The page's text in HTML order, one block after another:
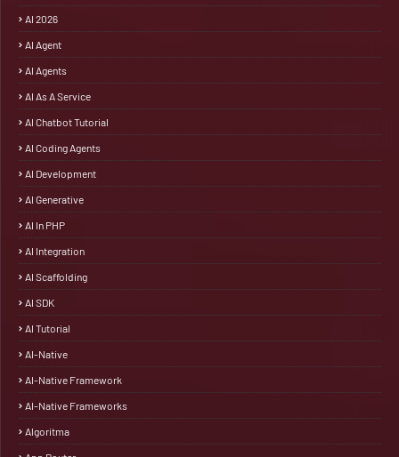
AI 2026
AI Agent
AI Agents
AI As A Service
AI Chatbot Tutorial
AI Coding Agents
AI Development
AI Generative
AI In PHP
AI Integration
AI Scaffolding
AI SDK
AI Tutorial
AI-Native
AI-Native Framework
AI-Native Frameworks
Algoritma